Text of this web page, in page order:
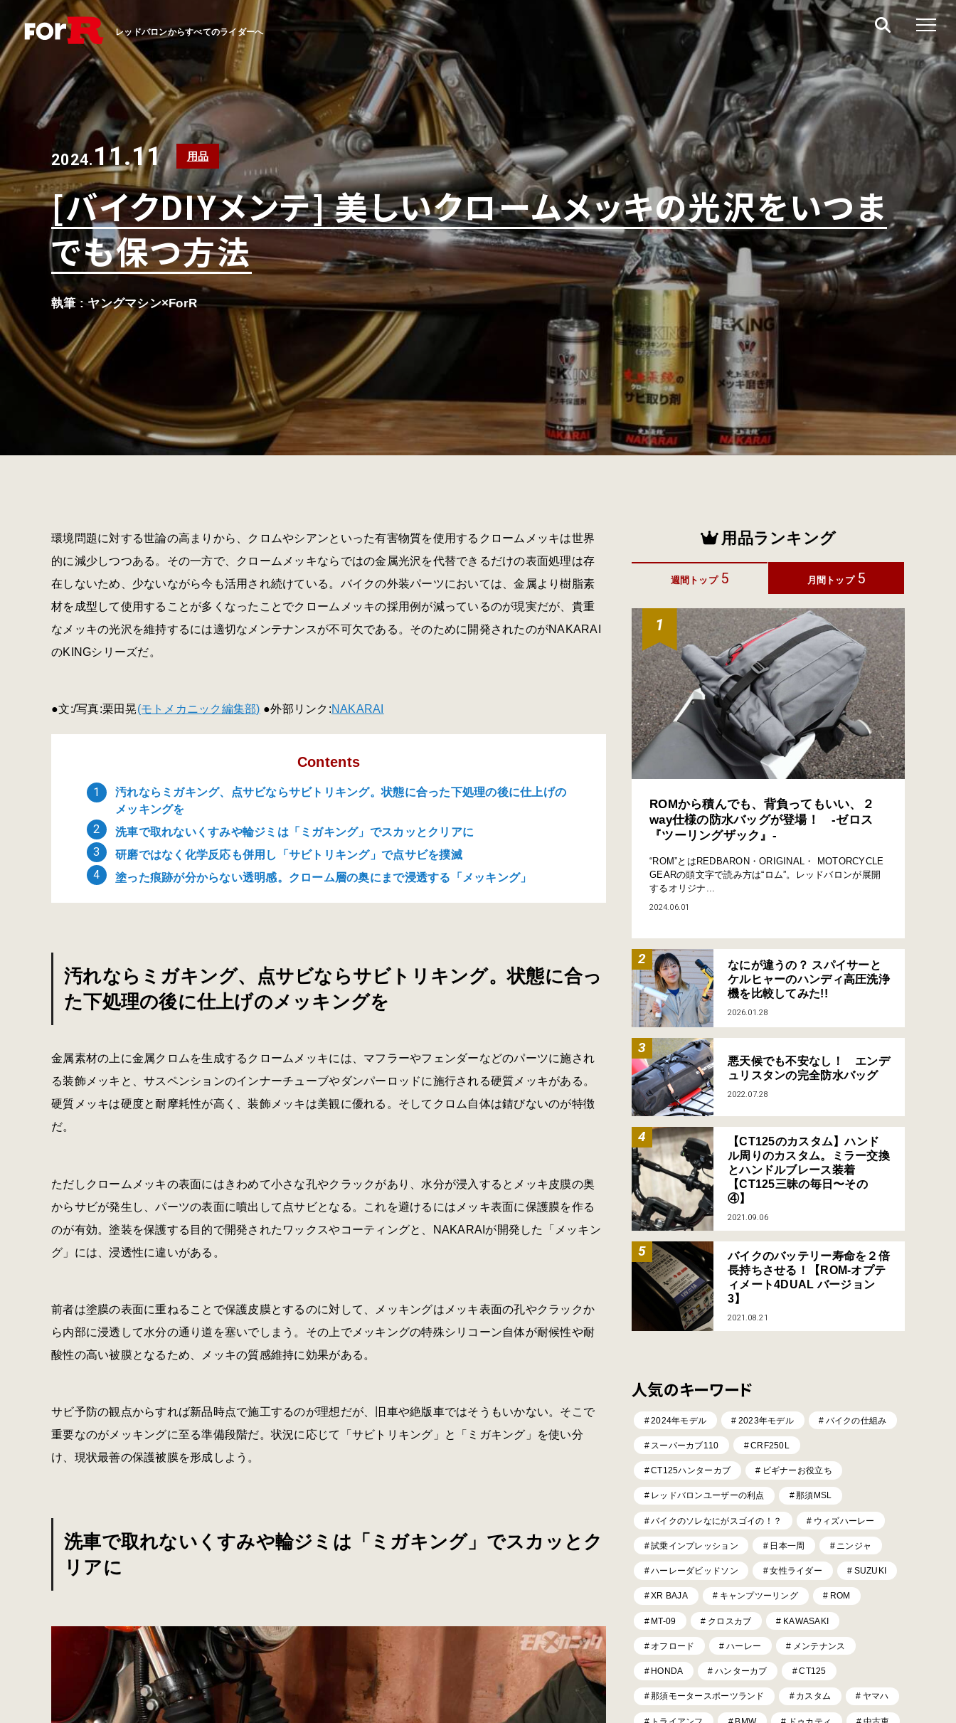
レッドバロンからすべてのライダーへ
2024. 11.11 用品
[バイクDIYメンテ] 美しいクロームメッキの光沢をいつま
でも保つ方法
執筆 : ヤングマシン×ForR
環境問題に対する世論の高まりから、クロムやシアンといった有害物質を使用するクロームメッキは世界
的に減少しつつある。その一方で、クロームメッキならではの金属光沢を代替できるだけの表面処理は存
在しないため、少ないながら今も活用され続けている。バイクの外装パーツにおいては、金属より樹脂素
材を成型して使用することが多くなったことでクロームメッキの採用例が減っているのが現実だが、貴重
なメッキの光沢を維持するには適切なメンテナンスが不可欠である。そのために開発されたのがNAKARAI
のKINGシリーズだ。
●文:/写真:栗田晃(モトメカニック編集部) ●外部リンク:NAKARAI
Contents
汚れならミガキング、点サビならサビトリキング。状態に合った下処理の後に仕上げの
メッキングを
洗車で取れないくすみや輪ジミは「ミガキング」でスカッとクリアに
研磨ではなく化学反応も併用し「サビトリキング」で点サビを撲滅
塗った痕跡が分からない透明感。クローム層の奥にまで浸透する「メッキング」
汚れならミガキング、点サビならサビトリキング。状態に合っ
た下処理の後に仕上げのメッキングを
金属素材の上に金属クロムを生成するクロームメッキには、マフラーやフェンダーなどのパーツに施され
る装飾メッキと、サスペンションのインナーチューブやダンパーロッドに施行される硬質メッキがある。
硬質メッキは硬度と耐摩耗性が高く、装飾メッキは美観に優れる。そしてクロム自体は錆びないのが特徴
だ。
ただしクロームメッキの表面にはきわめて小さな孔やクラックがあり、水分が浸入するとメッキ皮膜の奥
からサビが発生し、パーツの表面に噴出して点サビとなる。これを避けるにはメッキ表面に保護膜を作る
のが有効。塗装を保護する目的で開発されたワックスやコーティングと、NAKARAIが開発した「メッキン
グ」には、浸透性に違いがある。
前者は塗膜の表面に重ねることで保護皮膜とするのに対して、メッキングはメッキ表面の孔やクラックか
ら内部に浸透して水分の通り道を塞いでしまう。その上でメッキングの特殊シリコーン自体が耐候性や耐
酸性の高い被膜となるため、メッキの質感維持に効果がある。
サビ予防の観点からすれば新品時点で施工するのが理想だが、旧車や絶版車ではそうもいかない。そこで
重要なのがメッキングに至る準備段階だ。状況に応じて「サビトリキング」と「ミガキング」を使い分
け、現状最善の保護被膜を形成しよう。
洗車で取れないくすみや輪ジミは「ミガキング」でスカッとク
リアに
用品ランキング
週間トップ 5 月間トップ 5
ROMから積んでも、背負ってもいい、２
way仕様の防水バッグが登場！ -ゼロス
『ツーリングザック』-
“ROM”とはREDBARON・ORIGINAL・ MOTORCYCLE
GEARの頭文字で読み方は“ロム”。レッドバロンが展開
するオリジナ...
2024.06.01
なにが違うの？ スパイサーと
ケルヒャーのハンディ高圧洗浄
機を比較してみた!!
2026.01.28
悪天候でも不安なし！ エンデ
ュリスタンの完全防水バッグ
2022.07.28
【CT125のカスタム】ハンド
ル周りのカスタム。ミラー交換
とハンドルブレース装着
【CT125三昧の毎日〜その
④】
2021.09.06
バイクのバッテリー寿命を２倍
長持ちさせる！【ROM-オプテ
ィメート4DUAL バージョン
3】
2021.08.21
人気のキーワード
2024年モデル 2023年モデル バイクの仕組み
スーパーカブ110 CRF250L
CT125ハンターカブ ビギナーお役立ち
レッドバロンユーザーの利点 那須MSL
バイクのソレなにがスゴイの！？ ウィズハーレー
試乗インプレッション 日本一周 ニンジャ
ハーレーダビッドソン 女性ライダー SUZUKI
XR BAJA キャンプツーリング ROM
MT-09 クロスカブ KAWASAKI
オフロード ハーレー メンテナンス
HONDA ハンターカブ CT125
那須モータースポーツランド カスタム ヤマハ